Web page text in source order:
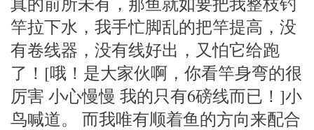
竿拉下水，我手忙脚乱的把竿提高，没
有卷线器，没有线好出，又怕它给跑
了！[哦！是大家伙啊，你看竿身弯的很
厉害 小心慢慢 我的只有6磅线而已！]小
鸟喊道。 而我唯有顺着鱼的方向来配合